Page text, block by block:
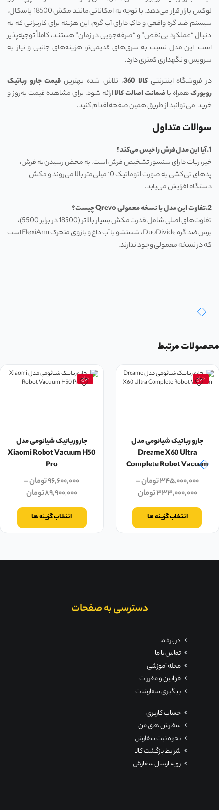
لوکس بازار قرار می‌دهد. با توجه به امکاناتی مانند مکش 18500 پاسکال،
سیستم ضد گره واقعی و داکِ دارای آب گرم، این هزینه برای کاربرانی که به
دنبال “عملکرد بی‌نقص” و “صرفه‌جویی در زمان” هستند، کاملاً توجیه‌پذیر
است. این مدل نسبت به سری‌های قدیمی‌تر، هزینه‌های جانبی و نیاز به
سرویس و نگهداری کمتری دارد.
در فروشگاه اینترنتیکالا 360 ، تلاش شده بهترین قیمت جارو رباتیک
روبوراکهمراه باضمانت اصالت کالاارائه شود. برای مشاهده قیمت به‌روز و
خرید، می‌توانید از طریق همین صفحه اقدام کنید.
سوالات متداول
1.آیا این مدل فرش را خیس می‌کند؟
خیر، ربات دارای سنسور تشخیص فرش است. به محض رسیدن به فرش،
پدهای تی‌کشی به صورت اتوماتیک 10 میلی‌متر بالا می‌روند و مکش
دستگاه افزایش می‌یابد.
2.تفاوت این مدل با نسخه معمولی
چیست؟
تفاوت‌های اصلی شامل قدرت مکش بسیار بالاتر (18500 در برابر 5500)،
برس ضد گره DuoDivide، شستشو با آب داغ و بازوی متحرک FlexiArm است
که در نسخه معمولی وجود ندارند.
محصولات مرتبط
حراج
جارو رباتیک شیائومی مدل
Dreame X60 Ultra
Complete Robot Vacuum
۳۴۵,۰۰۰,۰۰۰تومان–
۳۳۳,۰۰۰,۰۰۰تومان
انتخاب گزینه ها
حراج
جارورباتیک شیائومی مدل
Xiaomi Robot Vacuum H50
Pro
۹۶,۶۰۰,۰۰۰تومان–
۸۹,۹۰۰,۰۰۰تومان
انتخاب گزینه ها
دسترسی به صفحات
درباره ما
تماس با ما
مجله آموزشی
قوانین و مقررات
پیگیری سفارشات
حساب کاربری
سفارش های من
نحوه ثبت سفارش
شرایط بازگشت کالا
رویه ارسال سفارش